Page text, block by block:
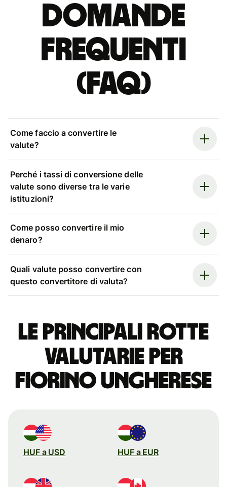
Domande
Frequenti
(FAQ)
Come faccio a convertire le
valute?
Perché i tassi di conversione delle
valute sono diverse tra le varie
istituzioni?
Come posso convertire il mio
denaro?
Quali valute posso convertire con
questo convertitore di valuta?
Le principali rotte
valutarie per
fiorino ungherese
HUF a USD HUF a EUR